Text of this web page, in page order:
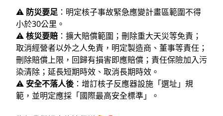
⚠️ 防災要足：明定核子事故緊急應變計畫區範圍不得
小於30公里。
⚠️核災要賠 ：擴大賠償範圍；刪除重大天災等免責；
取消經營者以外之人免責，明定製造商、董事等責任；
刪除賠償上限，回歸有損害即應賠償；責任保險加入污
染清除；延長短期時效、取消長期時效。
⚠️ 安全不落人後 ：增訂核子反應器設施「選址」規
範，並明定應採「國際最高安全標準」。